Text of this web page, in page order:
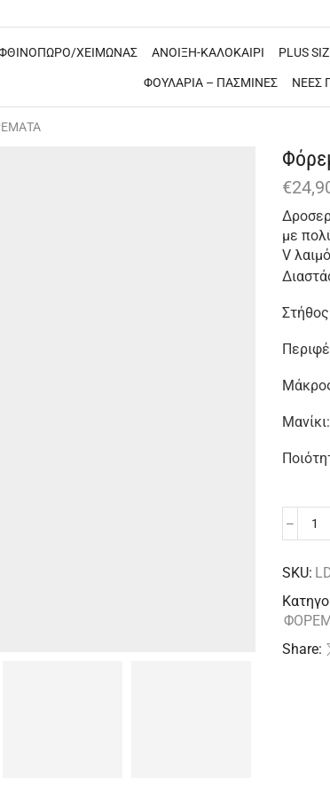
ΧΕΙΜΩΝΑΣ ΑΝΟΙΞΗ-ΚΑΛΟΚΑΙΡΙ PLUS
ΦΟΥΛΑΡΙΑ – ΠΑΣΜΙΝΕΣ ΝΕΕΣ
€
με
V
SKU:
Share: